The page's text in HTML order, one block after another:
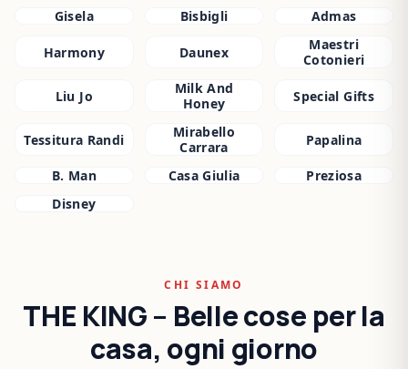
Gisela Bisbigli Admas
Harmony Daunex
Maestri
Cotonieri
Liu Jo
Milk And
Honey
Special Gifts
Tessitura Randi
Mirabello
Carrara
Papalina
B. Man Casa Giulia
Preziosa
Disney
CHI SIAMO
THE KING – Belle cose per la
casa, ogni giorno